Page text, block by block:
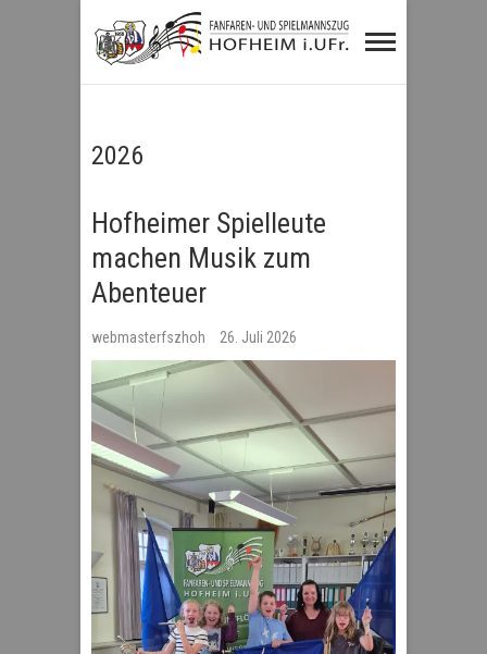
Fanfaren- und
Spielmannszug
2026
Hofheimer Spielleute
machen Musik zum
Abenteuer
webmasterfszhoh 26. Juli 2026